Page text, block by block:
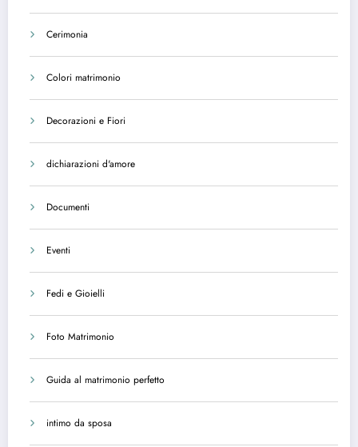
Cerimonia
Colori matrimonio
Decorazioni e Fiori
dichiarazioni d'amore
Documenti
Eventi
Fedi e Gioielli
Foto Matrimonio
Guida al matrimonio perfetto
intimo da sposa